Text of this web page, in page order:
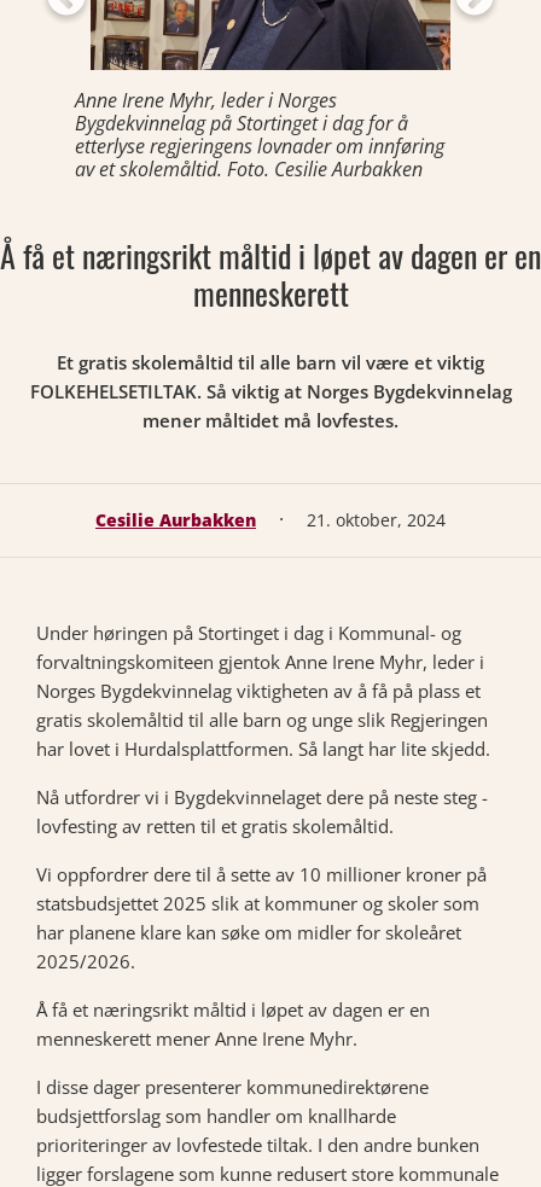
Anne Irene Myhr, leder i Norges
Bygdekvinnelag på Stortinget i dag for å
etterlyse regjeringens lovnader om innføring
av et skolemåltid. Foto. Cesilie Aurbakken
Å få et næringsrikt måltid i løpet av dagen er en
menneskerett
Et gratis skolemåltid til alle barn vil være et viktig
FOLKEHELSETILTAK. Så viktig at Norges Bygdekvinnelag
mener måltidet må lovfestes.
Cesilie Aurbakken · 21. oktober, 2024
Under høringen på Stortinget i dag i Kommunal- og
forvaltningskomiteen gjentok Anne Irene Myhr, leder i
Norges Bygdekvinnelag viktigheten av å få på plass et
gratis skolemåltid til alle barn og unge slik Regjeringen
har lovet i Hurdalsplattformen. Så langt har lite skjedd.
Nå utfordrer vi i Bygdekvinnelaget dere på neste steg -
lovfesting av retten til et gratis skolemåltid.
Vi oppfordrer dere til å sette av 10 millioner kroner på
statsbudsjettet 2025 slik at kommuner og skoler som
har planene klare kan søke om midler for skoleåret
2025/2026.
Å få et næringsrikt måltid i løpet av dagen er en
menneskerett mener Anne Irene Myhr.
I disse dager presenterer kommunedirektørene
budsjettforslag som handler om knallharde
prioriteringer av lovfestede tiltak. I den andre bunken
ligger forslagene som kunne redusert store kommunale